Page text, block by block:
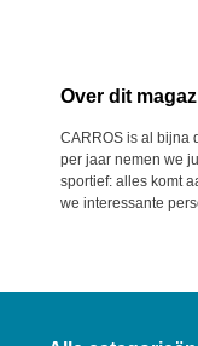
Over dit
CARROS is al bijna
per jaar nemen we
sportief: alles komt
we interessante